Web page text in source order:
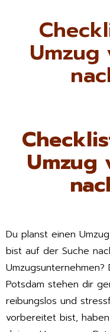
Umzug
Umzug
Du planst einen
bist auf der Suche
Potsdam stehen dir
reibungslos und
vorbereitet bist,